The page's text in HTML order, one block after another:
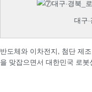
대구
반도체와 이차전지, 첨단 제
을 맞잡으면서 대한민국 로